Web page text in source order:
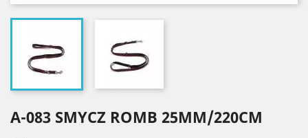
A-083 SMYCZ ROMB 25MM/220CM